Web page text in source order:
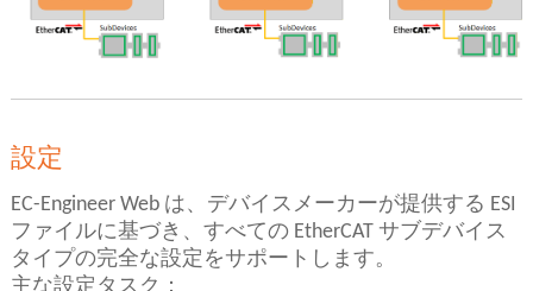
設定
EC-Engineer Web は、デバイスメーカーが提供する ESI
ファイルに基づき、すべての EtherCAT サブデバイス
タイプの完全な設定をサポートします。
主な設定タスク：